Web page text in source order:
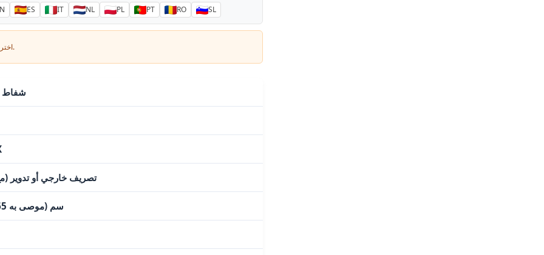
ES IT NL PL PT RO SL
اختر لغتك وأدخل بريدك الإلكتروني: سنرسل لك نسخة مترجمة خصيصاً.
شفاط
تصريف خارجي أو تدوير
65 سم (موصى به 65-75 سم)